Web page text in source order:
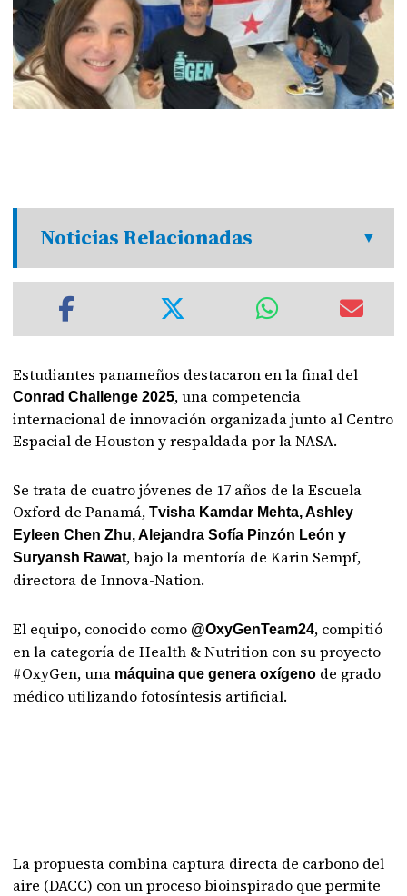
Noticias Relacionadas
Estudiantes panameños destacaron en la final del
Conrad Challenge 2025, una competencia
internacional de innovación organizada junto al Centro
Espacial de Houston y respaldada por la NASA.
Se trata de cuatro jóvenes de 17 años de la Escuela
Oxford de Panamá, Tvisha Kamdar Mehta, Ashley
Eyleen Chen Zhu, Alejandra Sofía Pinzón León y
Suryansh Rawat, bajo la mentoría de Karin Sempf,
directora de Innova-Nation.
El equipo, conocido como @OxyGenTeam24, compitió
en la categoría de Health & Nutrition con su proyecto
#OxyGen, una máquina que genera oxígeno de grado
médico utilizando fotosíntesis artificial.
La propuesta combina captura directa de carbono del
aire (DACC) con un proceso bioinspirado que permite